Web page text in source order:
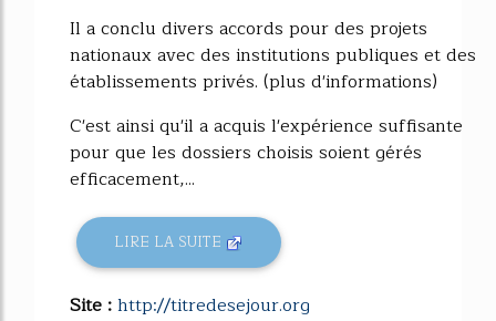
Il a conclu divers accords pour des projets
nationaux avec des institutions publiques et des
établissements privés. (plus d'informations)
C'est ainsi qu'il a acquis l'expérience suffisante
pour que les dossiers choisis soient gérés
efficacement,...
LIRE LA SUITE
Site :http://titredesejour.org